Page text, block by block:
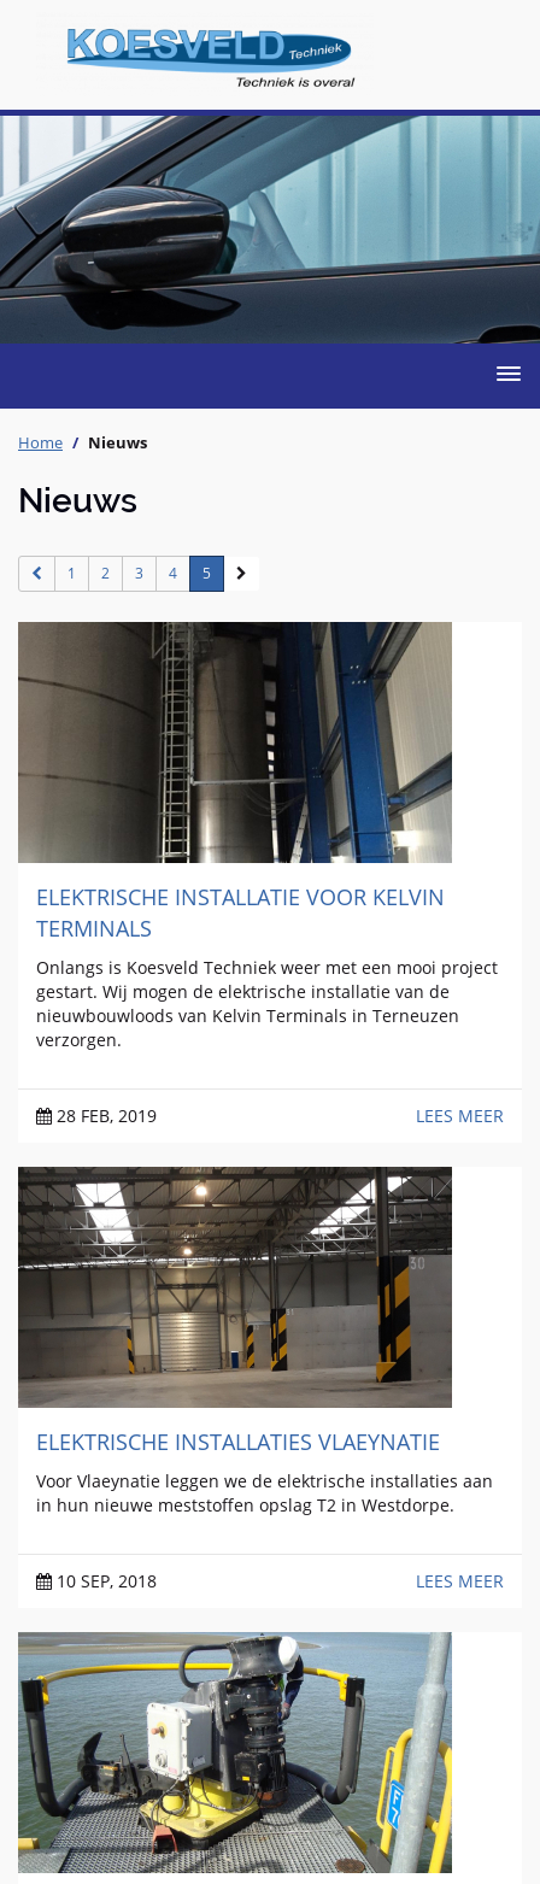
Home Nieuws
Nieuws
1 2 3 4 5
ELEKTRISCHE INSTALLATIE VOOR KELVIN
TERMINALS
Onlangs is Koesveld Techniek weer met een mooi project
gestart. Wij mogen de elektrische installatie van de
nieuwbouwloods van Kelvin Terminals in Terneuzen
verzorgen.
28 FEB, 2019 LEES MEER
ELEKTRISCHE INSTALLATIES VLAEYNATIE
Voor Vlaeynatie leggen we de elektrische installaties aan
in hun nieuwe meststoffen opslag T2 in Westdorpe.
10 SEP, 2018 LEES MEER